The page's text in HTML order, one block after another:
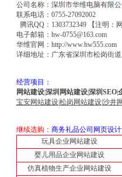
公司名称：深圳市华维电脑有限
联系电话：0755-27092002
腾讯QQ：1303732349 【注明：
电子邮箱：hw-0755@163.com
华维官网： http://www.hw555.com
详细地址：广东省深圳市松岗街
经营项目：
网站建设|深圳网站建设|深圳SEO|
宝安网站建设|松岗网站建设|沙井
继续选购： 商务礼品公司网页设计
玩具企业网站建设
婴儿用品企业网站建设
仿真植物生产企业网站建设